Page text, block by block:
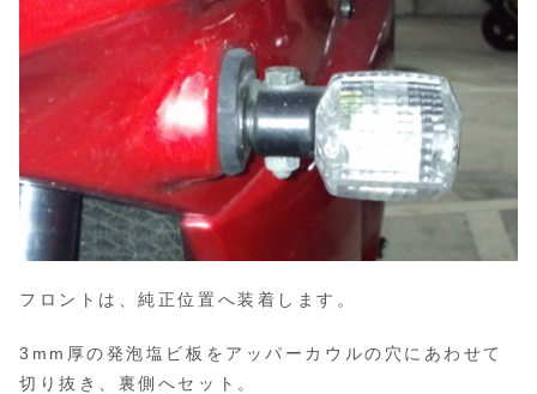
フロントは、純正位置へ装着します。
3mm厚の発泡塩ビ板をアッパーカウルの穴にあわせて
切り抜き、裏側へセット。